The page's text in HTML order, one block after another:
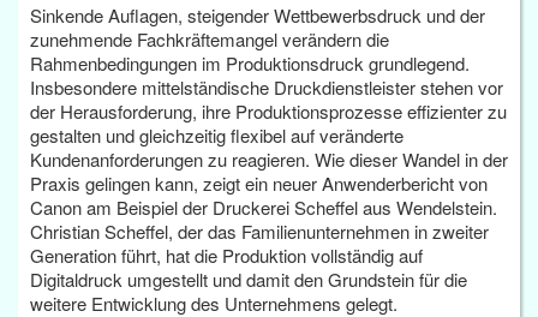
Sinkende Auflagen, steigender Wettbewerbsdruck und der
zunehmende Fachkräftemangel verändern die
Rahmenbedingungen im Produktionsdruck grundlegend.
Insbesondere mittelständische Druckdienstleister stehen vor
der Herausforderung, ihre Produktionsprozesse effizienter zu
gestalten und gleichzeitig flexibel auf veränderte
Kundenanforderungen zu reagieren. Wie dieser Wandel in der
Praxis gelingen kann, zeigt ein neuer Anwenderbericht von
Canon am Beispiel der Druckerei Scheffel aus Wendelstein.
Christian Scheffel, der das Familienunternehmen in zweiter
Generation führt, hat die Produktion vollständig auf
Digitaldruck umgestellt und damit den Grundstein für die
weitere Entwicklung des Unternehmens gelegt.